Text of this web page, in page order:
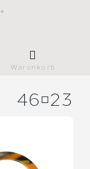
Warenkorb
4623